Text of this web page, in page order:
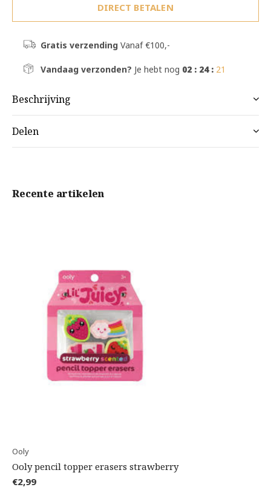
DIRECT BETALEN
Gratis verzendingVanaf €100,-
Vandaag verzonden? Je hebt nog 02 : 24 : 20
Beschrijving
Delen
Recente artikelen
Ooly
Ooly pencil topper erasers strawberry
€2,99